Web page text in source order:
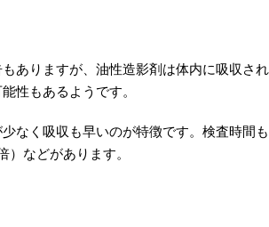
ありますが、油性造影剤は体内に吸収さ
性もあるようです。
なく吸収も早いのが特徴です。検査時間
などがあります。